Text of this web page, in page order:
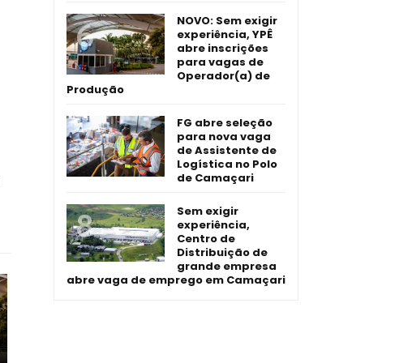
NOVO: Sem exigir
experiência, YPÊ
abre inscrições
para vagas de
Operador(a) de
Produção
FG abre seleção
para nova vaga
de Assistente de
Logística no Polo
de Camaçari
Sem exigir
experiência,
Centro de
Distribuição de
grande empresa
abre vaga de emprego em Camaçari